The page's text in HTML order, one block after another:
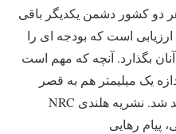
دو کشور دشمن یکدیگر باقی
است که بودجه ای را
بگذارد. آنچه که مهم است
یک میلیمتر هم به قصر
رویائی خود در تهران نزدیک نخواهد شد. نشریه هلندی NRC